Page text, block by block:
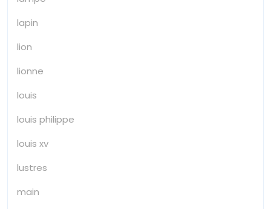
lapin
lion
lionne
louis
louis philippe
louis xv
lustres
main